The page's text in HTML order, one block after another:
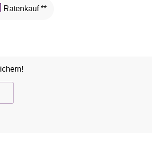
Ratenkauf **